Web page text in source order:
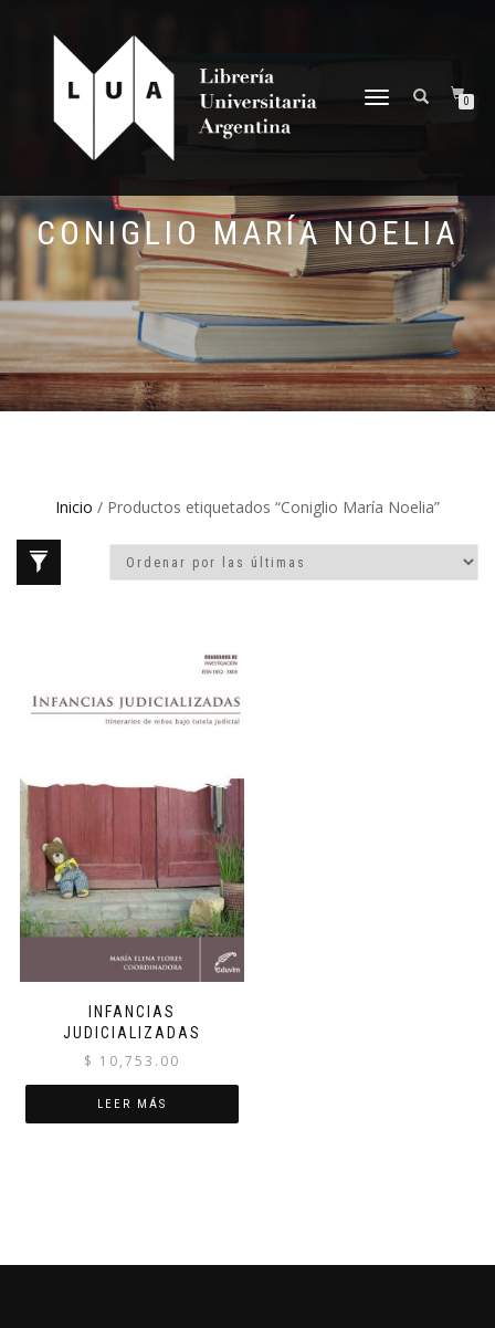
NAVEGACIÓN
0
CONIGLIO MARÍA NOELIA
Inicio / Productos etiquetados “Coniglio María Noelia”
INFANCIAS
JUDICIALIZADAS
$ 10,753.00
LEER MÁS